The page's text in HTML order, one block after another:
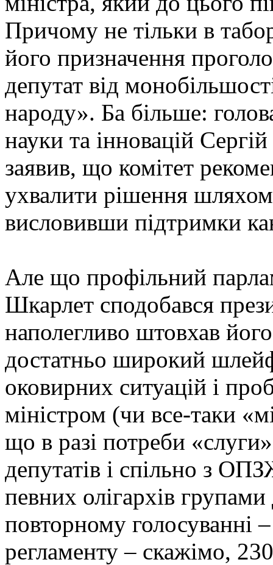
Причому не тільки в
його призначення
депутат від
народу». Ба більше:
науки та інновацій
заявив, що комітет
ухвалити рішення
висловивши підтримки
Але що профільний
Шкарлет сподобався
наполегливо штовхав
достатньо широкий
оковирних ситуацій і
міністром (чи все-таки
що в разі потреби
депутатів і спільно з
певних олігархів
повторному голосуванні
регламенту – скажімо,